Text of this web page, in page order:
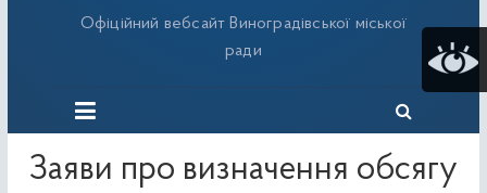
Офіційний вебсайт Виноградівської міської
ради
Заяви про визначення обсягу